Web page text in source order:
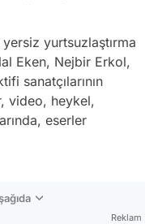
yurtsuzlaştırma
Eken, Nejbir Erkol,
sanatçılarının
video, heykel,
eserler
Reklam